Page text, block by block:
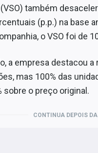
também
(p.p.) na base
o VSO foi de
a empresa destacou
mas 100% das
sobre o preço original.
CONTINUA DEPOIS